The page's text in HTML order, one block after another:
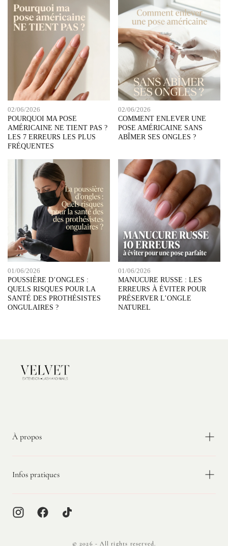
02/06/2026
POURQUOI MA POSE
AMÉRICAINE NE TIENT PAS ?
LES 7 ERREURS LES PLUS
FRÉQUENTES
02/06/2026
COMMENT ENLEVER UNE
POSE AMÉRICAINE SANS
ABÎMER SES ONGLES ?
01/06/2026
POUSSIÈRE D’ONGLES :
QUELS RISQUES POUR LA
SANTÉ DES PROTHÉSISTES
ONGULAIRES ?
01/06/2026
MANUCURE RUSSE : LES
ERREURS À ÉVITER POUR
PRÉSERVER L’ONGLE
NATUREL
À propos
Infos pratiques
© 2026 - All rights reserved.